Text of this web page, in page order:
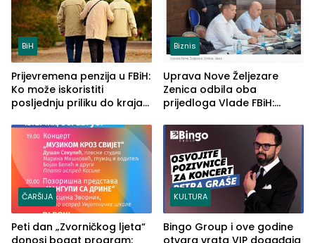
BiH
Prijevremena penzija u FBiH:
Ko može iskoristiti
posljednju priliku do kraja
Biznis
Uprava Nove Željezare
Zenica odbila oba
prijedloga Vlade FBiH:
rješenje
ČARŠIJA
Peti dan „Zvorničkog ljeta“
KULTURA
Bingo Group i ove godine